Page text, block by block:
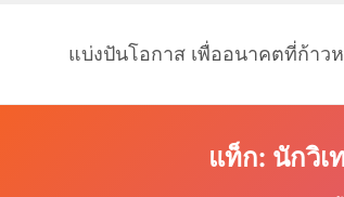
แบ่งปันโอกาส เพื่ออนาคตที่ก้าว
แท็ก: นักวิเ